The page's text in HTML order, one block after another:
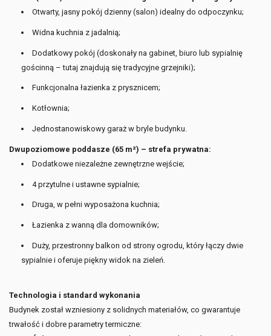
Otwarty, jasny pokój dzienny (salon) idealny do odpoczynku;
Widna kuchnia z jadalnią;
Dodatkowy pokój (doskonały na gabinet, biuro lub sypialnię
gościnną – tutaj znajdują się tradycyjne grzejniki);
Funkcjonalna łazienka z prysznicem;
Kotłownia;
Jednostanowiskowy garaż w bryle budynku.
Dwupoziomowe poddasze (65 m²) – strefa prywatna:
Dodatkowe niezależne zewnętrzne wejście;
4 przytulne i ustawne sypialnie;
Druga, w pełni wyposażona kuchnia;
Łazienka z wanną dla domowników;
Duży, przestronny balkon od strony ogrodu, który łączy dwie
sypialnie i oferuje piękny widok na zieleń.
Technologia i standard wykonania
Budynek został wzniesiony z solidnych materiałów, co gwarantuje
trwałość i dobre parametry termiczne: